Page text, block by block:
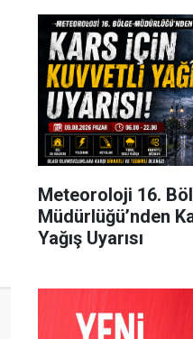
Meteoroloji 16.
Müdürlüğü’nden
Yağış Uyarısı